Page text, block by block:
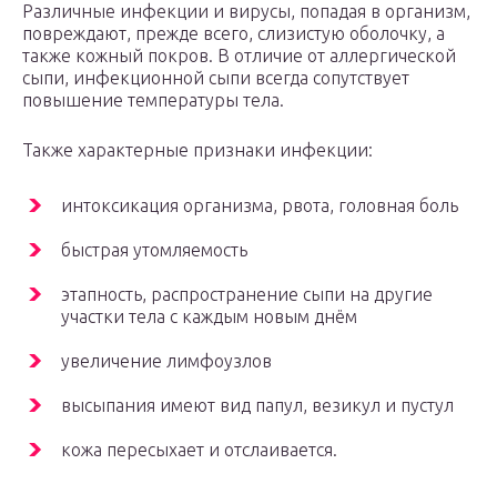
Различные инфекции и вирусы, попадая в организм,
повреждают, прежде всего, слизистую оболочку, а
также кожный покров. В отличие от аллергической
сыпи, инфекционной сыпи всегда сопутствует
повышение температуры тела.
Также характерные признаки инфекции:
интоксикация организма, рвота, головная боль
быстрая утомляемость
этапность, распространение сыпи на другие
участки тела с каждым новым днём
увеличение лимфоузлов
высыпания имеют вид папул, везикул и пустул
кожа пересыхает и отслаивается.